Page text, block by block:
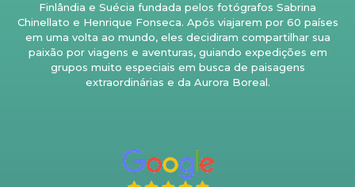
Finlândia e Suécia fundada pelos fotógrafos Sabrina
Chinellato e Henrique Fonseca. Após viajarem por 60 países
em uma volta ao mundo, eles decidiram compartilhar sua
paixão por viagens e aventuras, guiando expedições em
grupos muito especiais em busca de paisagens
extraordinárias e da Aurora Boreal.